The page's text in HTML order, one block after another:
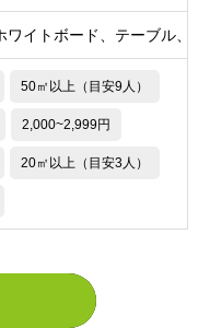
ワイトボード、テーブル、椅
50㎡以上（目安9人）
2,000~2,999円
20㎡以上（目安3人）